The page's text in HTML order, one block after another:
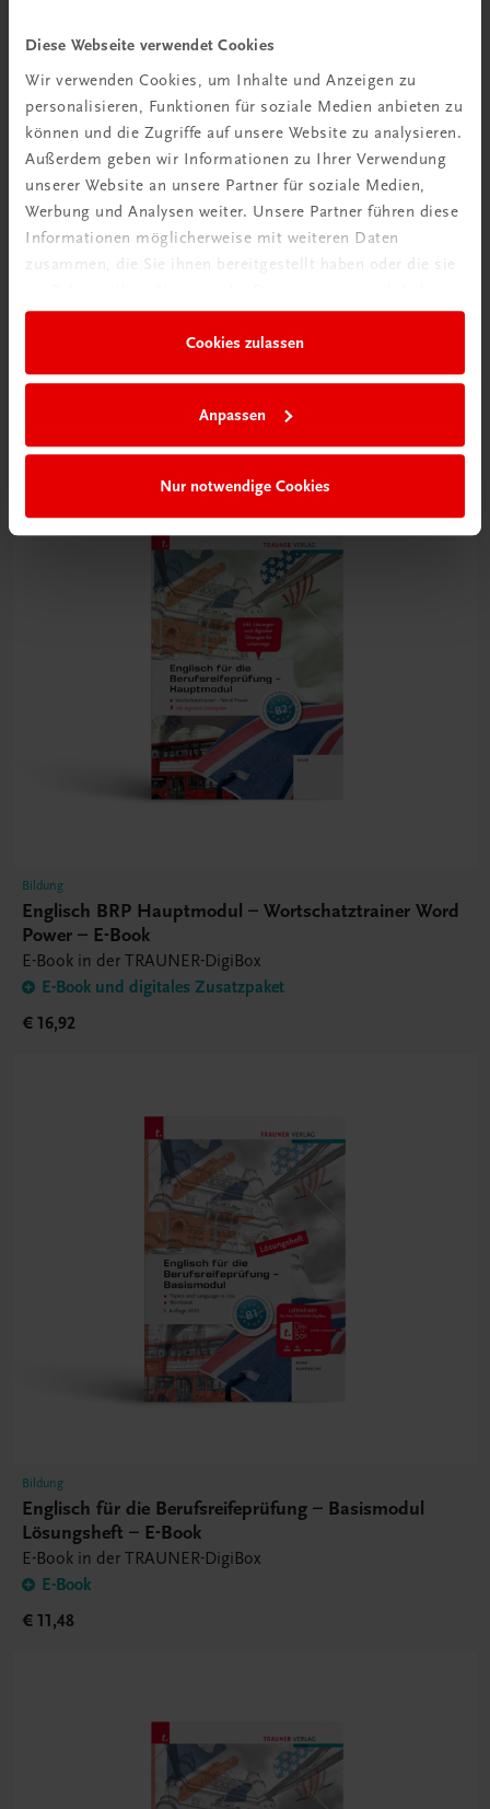
Diese Webseite verwendet Cookies
Wir verwenden Cookies, um Inhalte und Anzeigen zu
personalisieren, Funktionen für soziale Medien anbieten zu
können und die Zugriffe auf unsere Website zu analysieren.
Außerdem geben wir Informationen zu Ihrer Verwendung
unserer Website an unsere Partner für soziale Medien,
Werbung und Analysen weiter. Unsere Partner führen diese
Informationen möglicherweise mit weiteren Daten
zusammen, die Sie ihnen bereitgestellt haben oder die sie
Cookies zulassen
Anpassen
Nur notwendige Cookies
Bildung
Englisch BRP Basismodul – Workbook – E-Book
Bildung
Englisch BRP Hauptmodul – Wortschatztrainer Word
Power – E-Book
E-Book in der TRAUNER-DigiBox
E-Book und digitales Zusatzpaket
€ 16,92
Bildung
Englisch für die Berufsreifeprüfung – Basismodul
Lösungsheft – E-Book
E-Book in der TRAUNER-DigiBox
E-Book
€ 11,48